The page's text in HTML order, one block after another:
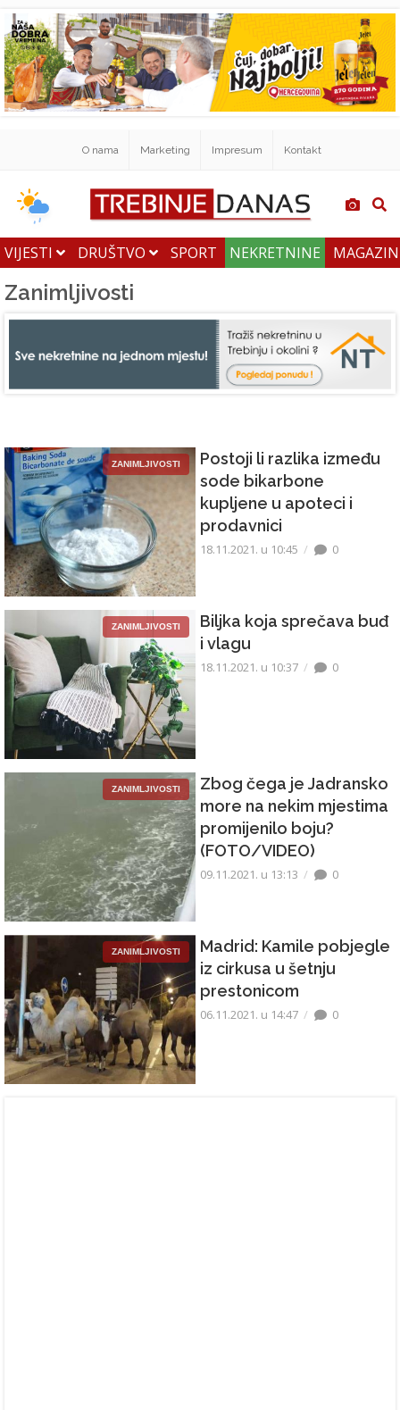
O nama Marketing Impresum Kontakt
VIJESTI DRUŠTVO SPORT NEKRETNINE
Zanimljivosti
ZANIMLJIVOSTI
Postoji li razlika između
sode bikarbone
kupljene u apoteci i
prodavnici
18.11.2021. u 10:45 0
ZANIMLJIVOSTI
Biljka koja sprečava buđ
i vlagu
18.11.2021. u 10:37 0
ZANIMLJIVOSTI
Zbog čega je Jadransko
more na nekim mjestima
promijenilo boju?
(FOTO/VIDEO)
09.11.2021. u 13:13 0
ZANIMLJIVOSTI
Madrid: Kamile pobjegle
iz cirkusa u šetnju
prestonicom
06.11.2021. u 14:47 0